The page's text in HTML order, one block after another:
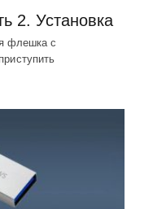
2. Установка
флешка с